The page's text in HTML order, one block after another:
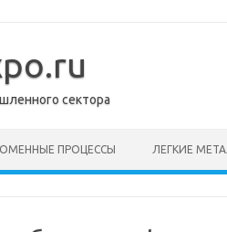
сектора
ПРОЦЕССЫ ЛЕГКИЕ